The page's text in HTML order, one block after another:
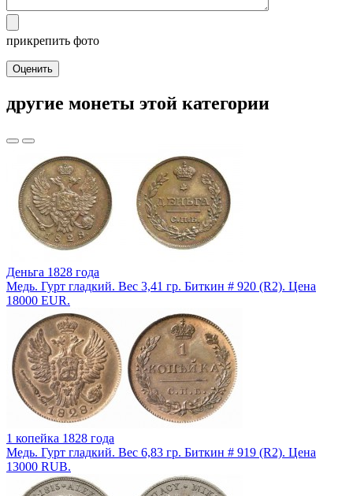
прикрепить фото
Оценить
другие монеты этой категории
Деньга 1828 года
Медь. Гурт гладкий. Вес 3,41 гр. Биткин # 920 (R2). Цена
18000 EUR.
1 копейка 1828 года
Медь. Гурт гладкий. Вес 6,83 гр. Биткин # 919 (R2). Цена
13000 RUB.